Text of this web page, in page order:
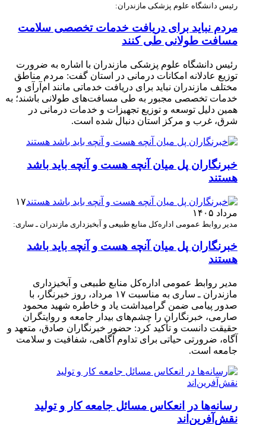
رئیس دانشگاه علوم پزشکی مازندران:
مردم نباید برای دریافت خدمات تخصصی سلامت
مسافت طولانی طی کنند
رئیس دانشگاه علوم پزشکی مازندران با اشاره به ضرورت
توزیع عادلانه امکانات درمانی در استان گفت: مردم مناطق
مختلف مازندران نباید برای دریافت خدماتی مانند ام‌آر‌آی و
خدمات تخصصی مجبور به طی مسافت‌های طولانی باشند؛ به
همین دلیل توسعه و توزیع تجهیزات و خدمات درمانی در
شرق، غرب و مرکز استان دنبال شده است.
خبرنگاران پل میان آنچه هست و آنچه باید باشد
هستند
۱۷
مرداد ۱۴۰۵
مدیر روابط عمومی اداره‌کل منابع طبیعی و آبخیزداری مازندران ـ ساری:
خبرنگاران پل میان آنچه هست و آنچه باید باشد
هستند
مدیر روابط عمومی اداره‌کل منابع طبیعی و آبخیزداری
مازندران ـ ساری به مناسبت ۱۷ مرداد، روز خبرنگار، با
صدور پیامی ضمن گرامیداشت یاد و خاطره شهید محمود
صارمی، خبرنگاران را چشم‌های بیدار جامعه و روایتگران
حقیقت دانست و تأکید کرد: حضور خبرنگاران صادق، متعهد و
آگاه، ضرورتی حیاتی برای تداوم آگاهی، شفافیت و سلامت
جامعه است.
رسانه‌ها در انعکاس مسائل جامعه کار و تولید
نقش‌آفرین‌اند